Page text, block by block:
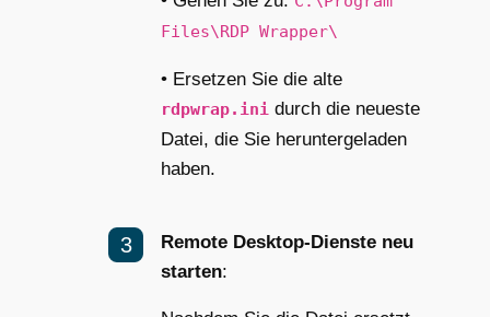
Files\RDP Wrapper\
• Ersetzen Sie die alte
rdpwrap.ini durch die neueste
Datei, die Sie heruntergeladen
haben.
Remote Desktop-Dienste neu
starten: